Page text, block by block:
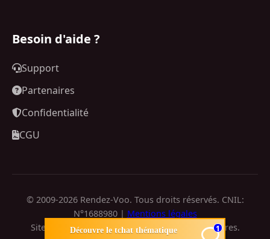
Découvre le tchat thématique 1
Besoin d'aide ?
Support
Partenaires
Confidentialité
CGU
© 2009-2026 Rendez-Voo. Tous droits réservés. CNIL:
N°1688980 | Mentions légales
Site de rencontre réservé aux personnes majeures.